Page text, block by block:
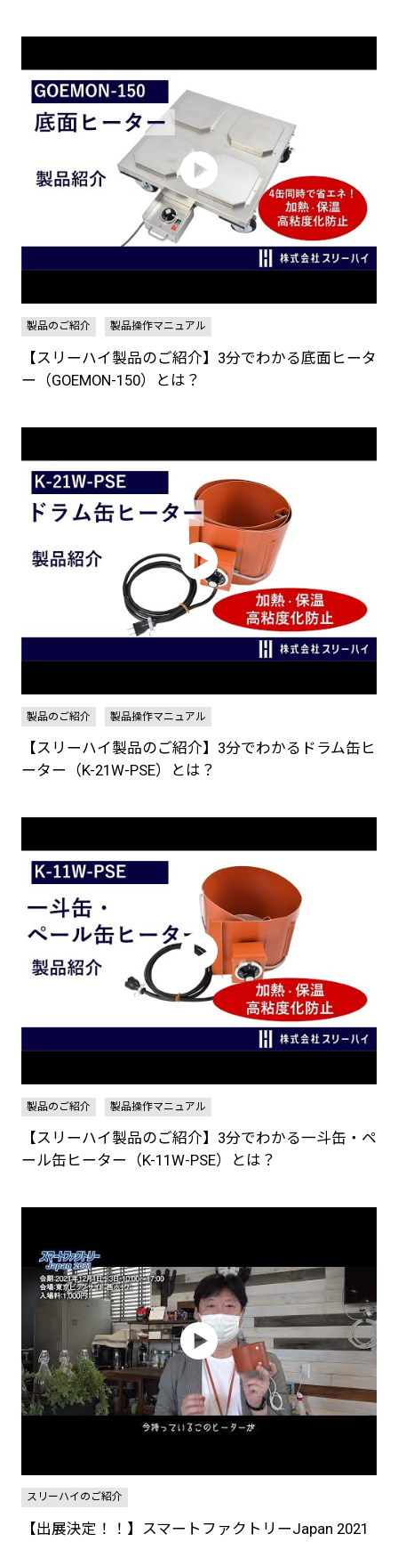
製品のご紹介 製品操作マニュアル
【スリーハイ製品のご紹介】3分でわかる底面ヒータ
ー（GOEMON-150）とは？
製品のご紹介 製品操作マニュアル
【スリーハイ製品のご紹介】3分でわかるドラム缶ヒ
ーター（K-21W-PSE）とは？
製品のご紹介 製品操作マニュアル
【スリーハイ製品のご紹介】3分でわかる一斗缶・ペ
ール缶ヒーター（K-11W-PSE）とは？
スリーハイのご紹介
【出展決定！！】スマートファクトリーJapan 2021